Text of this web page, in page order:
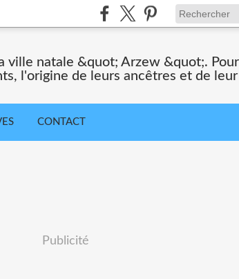
ville natale &quot; Arzew &quot;.
l'origine de leurs ancêtres et de
CONTACT
Publicité